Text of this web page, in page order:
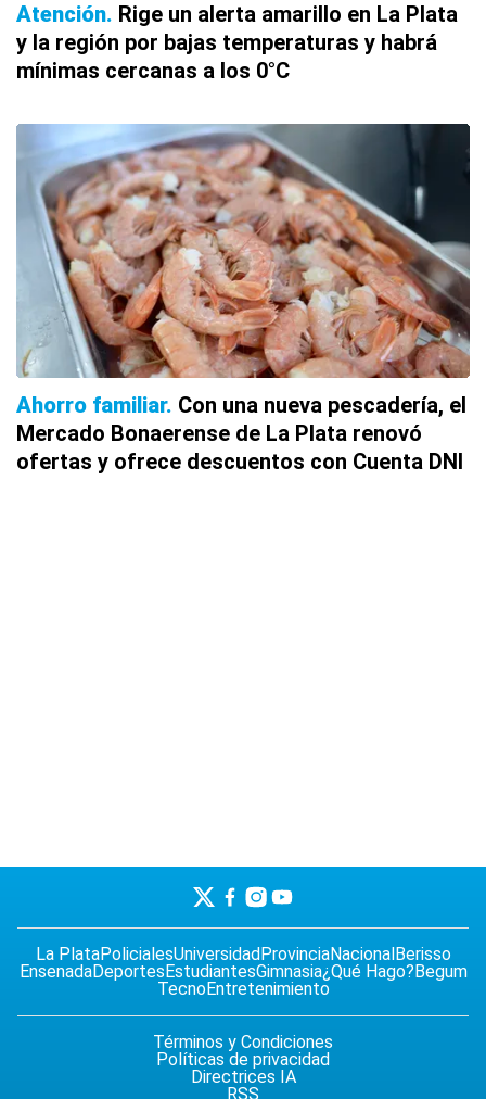
Atención Rige un alerta amarillo en La Plata
y la región por bajas temperaturas y habrá
mínimas cercanas a los 0°C
Ahorro familiar Con una nueva pescadería, el
Mercado Bonaerense de La Plata renovó
ofertas y ofrece descuentos con Cuenta DNI
La PlataPolicialesUniversidad ProvinciaNacional Berisso
EnsenadaDeportes EstudiantesGimnasia¿Qué Hago? Begum
TecnoEntretenimiento
Términos y Condiciones
Políticas de privacidad
Directrices IA
RSS